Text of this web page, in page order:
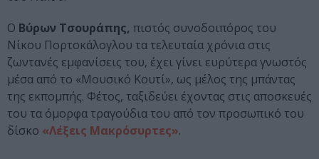
Ο Βύρων Τσουράπης, πιστός συνοδοιπόρος του
Νίκου Πορτοκάλογλου τα τελευταία χρόνια στις
ζωντανές εμφανίσεις του, έχει γίνει ευρύτερα γνωστός
μέσα από το «Μουσικό Κουτί», ως μέλος της μπάντας
της εκπομπής. Φέτος, ταξιδεύει έχοντας στις αποσκευές
του τα όμορφα τραγούδια του από τον προσωπικό του
δίσκο «Λέξεις Μακρόσυρτες».